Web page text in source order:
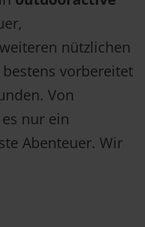
nützlichen
vorbereitet
Von
nur ein
Abenteuer. Wir